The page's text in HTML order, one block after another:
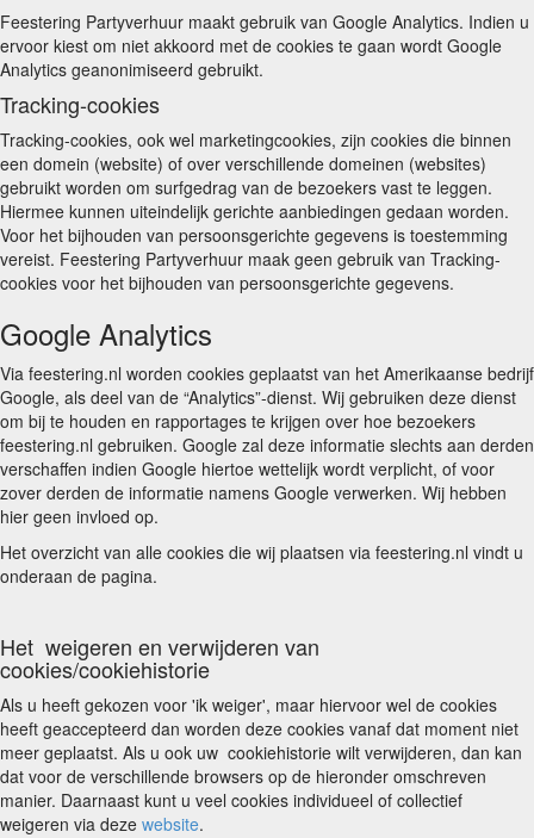
Feestering Partyverhuur maakt gebruik van Google Analytics. Indien u
ervoor kiest om niet akkoord met de cookies te gaan wordt Google
Analytics geanonimiseerd gebruikt.
Tracking-cookies
Tracking-cookies, ook wel marketingcookies, zijn cookies die binnen
een domein (website) of over verschillende domeinen (websites)
gebruikt worden om surfgedrag van de bezoekers vast te leggen.
Hiermee kunnen uiteindelijk gerichte aanbiedingen gedaan worden.
Voor het bijhouden van persoonsgerichte gegevens is toestemming
vereist. Feestering Partyverhuur maak geen gebruik van Tracking-
cookies voor het bijhouden van persoonsgerichte gegevens.
Google Analytics
Via feestering.nl worden cookies geplaatst van het Amerikaanse bedrijf
Google, als deel van de “Analytics”-dienst. Wij gebruiken deze dienst
om bij te houden en rapportages te krijgen over hoe bezoekers
feestering.nl gebruiken. Google zal deze informatie slechts aan derden
verschaffen indien Google hiertoe wettelijk wordt verplicht, of voor
zover derden de informatie namens Google verwerken. Wij hebben
hier geen invloed op.
Het overzicht van alle cookies die wij plaatsen via feestering.nl vindt u
onderaan de pagina.
Het weigeren en verwijderen van
cookies/cookiehistorie
Als u heeft gekozen voor 'ik weiger', maar hiervoor wel de cookies
heeft geaccepteerd dan worden deze cookies vanaf dat moment niet
meer geplaatst. Als u ook uw cookiehistorie wilt verwijderen, dan kan
dat voor de verschillende browsers op de hieronder omschreven
manier. Daarnaast kunt u veel cookies individueel of collectief
weigeren via deze website.